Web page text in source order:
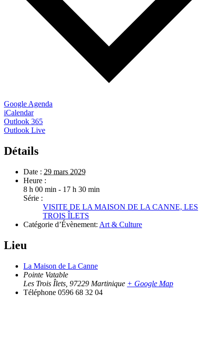
Google Agenda
iCalendar
Outlook 365
Outlook Live
Détails
Date : 29 mars 2029
Heure :
8 h 00 min - 17 h 30 min
Série :
VISITE DE LA MAISON DE LA CANNE, LES
TROIS ÎLETS
Catégorie d’Évènement: Art & Culture
Lieu
La Maison de La Canne
Pointe Vatable
Les Trois Îlets 97229 Martinique + Google Map
Téléphone 0596 68 32 04